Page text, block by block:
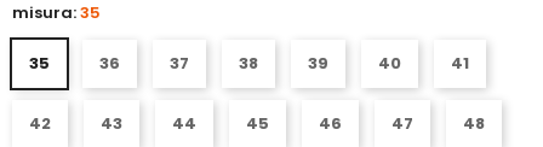
misura:35
35 36 37 38 39 40 41
42 43 44 45 46 47 48